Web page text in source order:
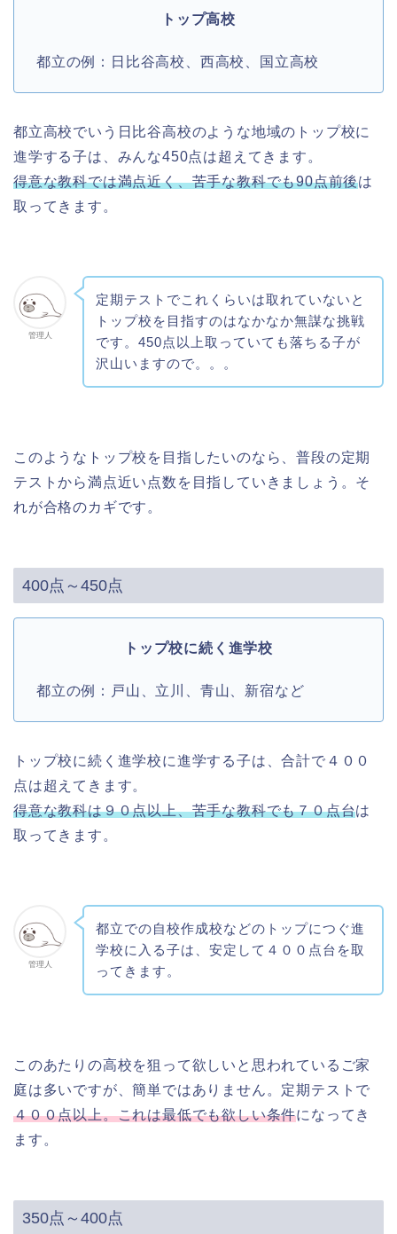
トップ高校
都立の例：日比谷高校、西高校、国立高校
都立高校でいう日比谷高校のような地域のトップ校に
進学する子は、みんな450点は超えてきます。
得意な教科では満点近く、苦手な教科でも90点前後は
取ってきます。
管理人
定期テストでこれくらいは取れていないと
トップ校を目指すのはなかなか無謀な挑戦
です。450点以上取っていても落ちる子が
沢山いますので。。。
このようなトップ校を目指したいのなら、普段の定期
テストから満点近い点数を目指していきましょう。そ
れが合格のカギです。
400点～450点
トップ校に続く進学校
都立の例：戸山、立川、青山、新宿など
トップ校に続く進学校に進学する子は、合計で４００
点は超えてきます。
得意な教科は９０点以上、苦手な教科でも７０点台は
取ってきます。
管理人
都立での自校作成校などのトップにつぐ進
学校に入る子は、安定して４００点台を取
ってきます。
このあたりの高校を狙って欲しいと思われているご家
庭は多いですが、簡単ではありません。定期テストで
４００点以上。これは最低でも欲しい条件になってき
ます。
350点～400点